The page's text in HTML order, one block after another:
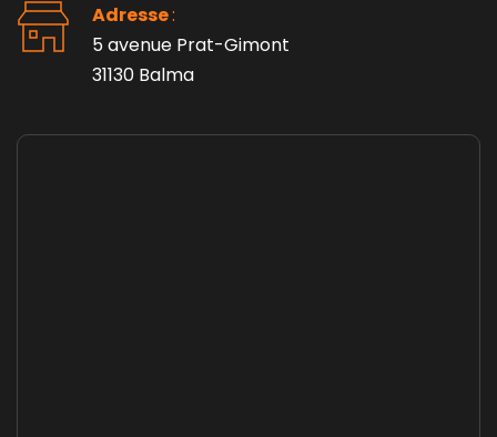
Adresse :
5 avenue Prat-Gimont
31130 Balma